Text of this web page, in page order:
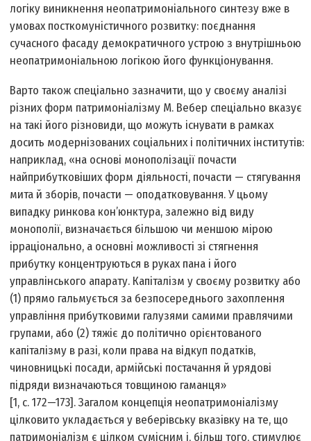
логіку виникнення неопатримоніального синтезу вже в
умовах посткомуністичного розвитку: поєднання
сучасного фасаду демократичного устрою з внутрішньою
неопатримоніальною логікою його функціонування.
Варто також спеціально зазначити, що у своєму аналізі
різних форм патримоніалізму М. Вебер спеціально вказує
на такі його різновиди, що можуть існувати в рамках
досить модернізованих соціальних і політичних інститутів:
наприклад, «на основі монополізації почасти
найприбутковіших форм діяльності, почасти — стягування
мита й зборів, почасти — оподатковування. У цьому
випадку ринкова кон’юнктура, залежно від виду
монополії, визначається більшою чи меншою мірою
ірраціонально, а основні можливості зі стягнення
прибутку концентруються в руках пана і його
управлінського апарату. Капіталізм у своєму розвитку або
(1) прямо гальмується за безпосереднього захоплення
управління прибутковими галузями самими правлячими
групами, або (2) тяжіє до політично орієнтованого
капіталізму в разі, коли права на відкуп податків,
чиновницькі посади, армійські постачання й урядові
підряди визначаються товщиною гаманця»
[1, с. 172—173]. Загалом концепція неопатримоніалізму
цілковито укладається у веберівську вказівку на те, що
патримоніалізм є цілком сумісним і, більш того, стимулює